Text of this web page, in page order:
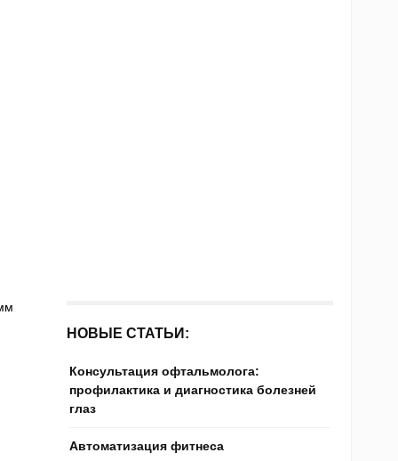
НОВЫЕ СТАТЬИ:
Консультация офтальмолога:
профилактика и диагностика болезней
глаз
Автоматизация фитнеса